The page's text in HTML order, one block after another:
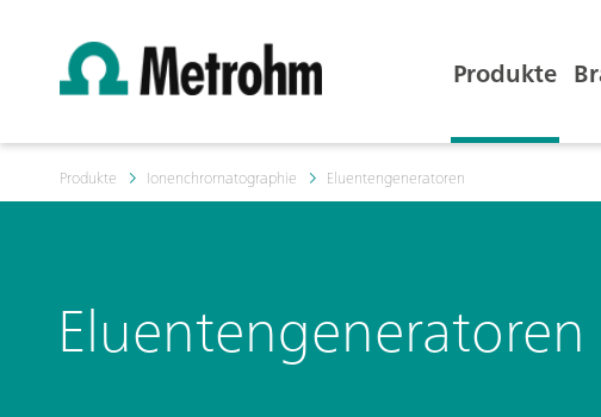
Produkte
Produkte Ionenchromatographie Eluentengeneratoren
Eluentengeneratoren